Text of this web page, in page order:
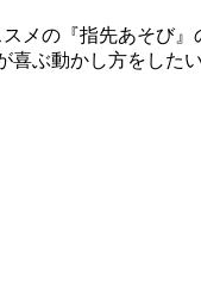
メの『指先あそび
ぶ動かし方をした